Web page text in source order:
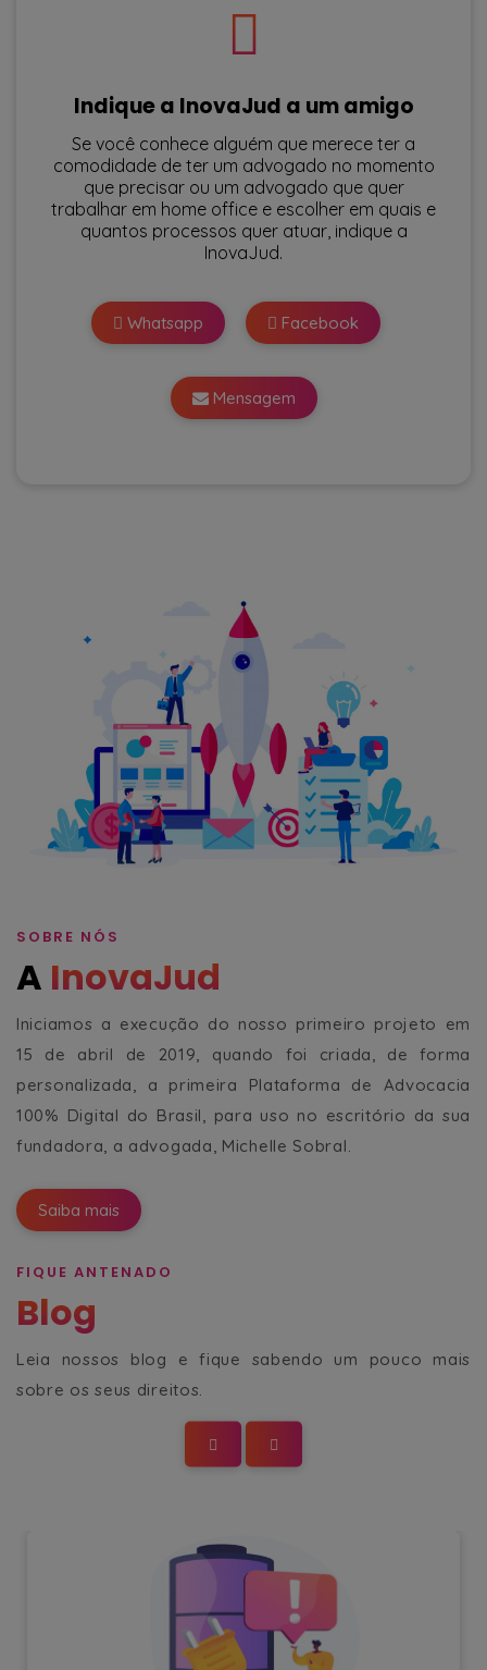
Indique a InovaJud a um amigo
Se você conhece alguém que merece ter a
comodidade de ter um advogado no momento
que precisar ou um advogado que quer
trabalhar em home office e escolher em quais e
quantos processos quer atuar, indique a
InovaJud.
Whatsapp Facebook
Mensagem
SOBRE NÓS
A InovaJud
Iniciamos a execução do nosso primeiro projeto em
15 de abril de 2019, quando foi criada, de forma
personalizada, a primeira Plataforma de Advocacia
100% Digital do Brasil, para uso no escritório da sua
fundadora, a advogada, Michelle Sobral.
Saiba mais
FIQUE ANTENADO
Blog
Leia nossos blog e fique sabendo um pouco mais
sobre os seus direitos.